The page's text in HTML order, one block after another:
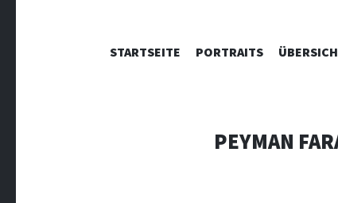
STARTSEITE PORTRAITS
PEYMAN